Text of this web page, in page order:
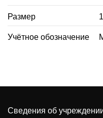
Размер
Учётное обозначение
Сведения об